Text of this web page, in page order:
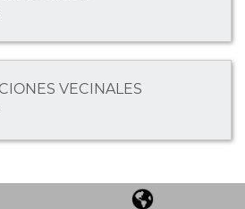
VECINALES